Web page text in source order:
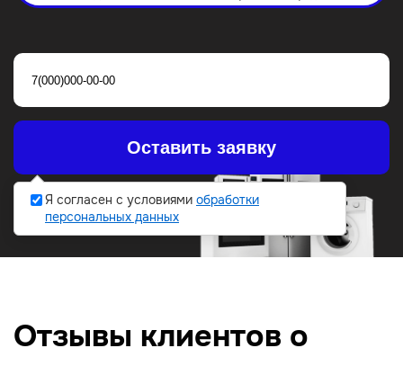
Отзывы клиентов о
Я согласен с условиями обработки
персональных данных